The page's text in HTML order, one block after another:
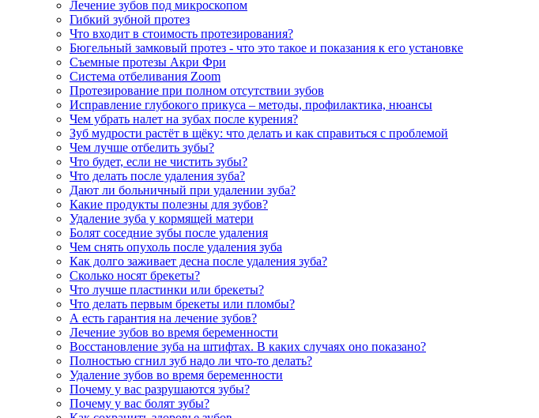
Лечение зубов под микроскопом
Гибкий зубной протез
Что входит в стоимость протезирования?
Бюгельный замковый протез - что это такое и показания к его установке
Съемные протезы Акри Фри
Система отбеливания Zoom
Протезирование при полном отсутствии зубов
Исправление глубокого прикуса – методы, профилактика, нюансы
Чем убрать налет на зубах после курения?
Зуб мудрости растёт в щёку: что делать и как справиться с проблемой
Чем лучше отбелить зубы?
Что будет, если не чистить зубы?
Что делать после удаления зуба?
Дают ли больничный при удалении зуба?
Какие продукты полезны для зубов?
Удаление зуба у кормящей матери
Болят соседние зубы после удаления
Чем снять опухоль после удаления зуба
Как долго заживает десна после удаления зуба?
Сколько носят брекеты?
Что лучше пластинки или брекеты?
Что делать первым брекеты или пломбы?
А есть гарантия на лечение зубов?
Лечение зубов во время беременности
Восстановление зуба на штифтах. В каких случаях оно показано?
Полностью сгнил зуб надо ли что-то делать?
Удаление зубов во время беременности
Почему у вас разрушаются зубы?
Почему у вас болят зубы?